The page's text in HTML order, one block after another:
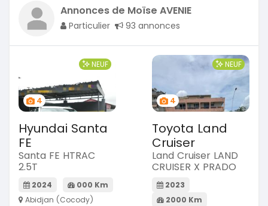
Annonces de Moïse AVENIE
Particulier 93 annonces
4
NEUF
Hyundai Santa
FE
Santa FE HTRAC
2.5T
2024
000 Km
Abidjan (Cocody)
4
NEUF
Toyota Land
Cruiser
Land Cruiser LAND
CRUISER X PRADO
2023
2000 Km